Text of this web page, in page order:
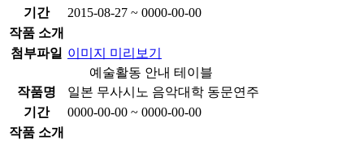
기간
2015-08-27 ~ 0000-00-00
작품 소개
첨부파일 이미지 미리보기
예술활동 안내 테이블
작품명
일본 무사시노 음악대학 동문연주
기간
0000-00-00 ~ 0000-00-00
작품 소개